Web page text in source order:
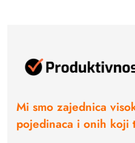
Mi smo zajednica
pojedinaca i onih koji